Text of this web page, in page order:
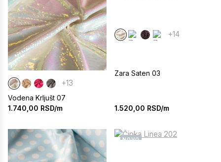
+13
Vodena Krljušt 07
1.740,00 RSD/m
+14
Zara Saten 03
1.520,00 RSD/m
NOVO